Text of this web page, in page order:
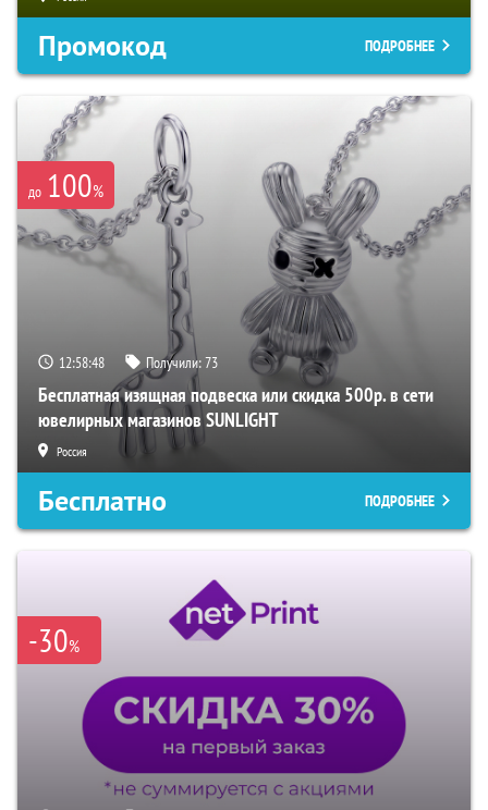
Промокод ПОДРОБНЕЕ
до 100%
12:58:47 Получили:73
Бесплатная изящная подвеска или скидка 500р. в сети
ювелирных магазинов SUNLIGHT
Россия
Бесплатно ПОДРОБНЕЕ
-30%